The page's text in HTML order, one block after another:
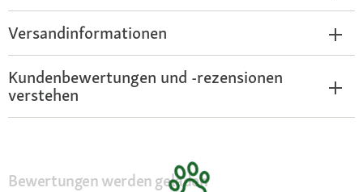
Versandinformationen
Kundenbewertungen und -rezensionen
verstehen
Bewertungen werden geladen